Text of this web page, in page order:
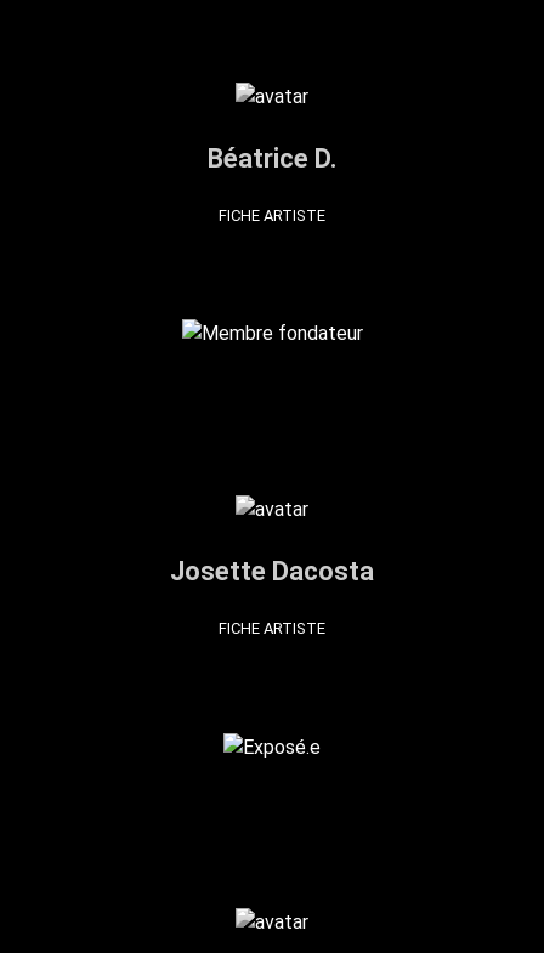
Béatrice D.
FICHE ARTISTE
Josette Dacosta
FICHE ARTISTE